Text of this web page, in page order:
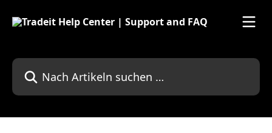
Nach Artikeln suchen …